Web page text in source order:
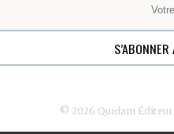
© 2026 Quidam Éditeur